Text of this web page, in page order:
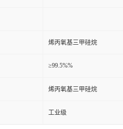
烯丙氧基三甲硅烷
≥99.5%%
烯丙氧基三甲硅烷
工业级